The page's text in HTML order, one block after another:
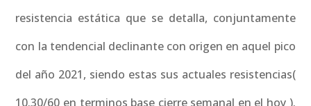
resistencia estática que se detalla, conjuntamente
con la tendencial declinante con origen en aquel pico
del año 2021, siendo estas sus actuales resistencias(
10.30/60 en terminos base cierre semanal en el hoy ).